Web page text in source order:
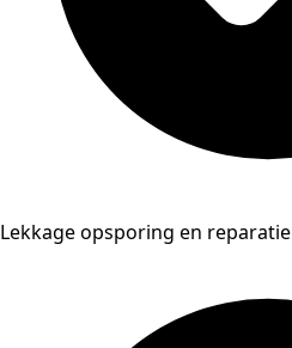
Lekkage opsporing en reparatie